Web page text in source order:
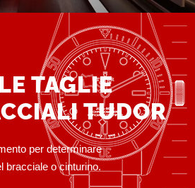
TAGLIE
TUDOR
per determinare
bracciale o cinturino.